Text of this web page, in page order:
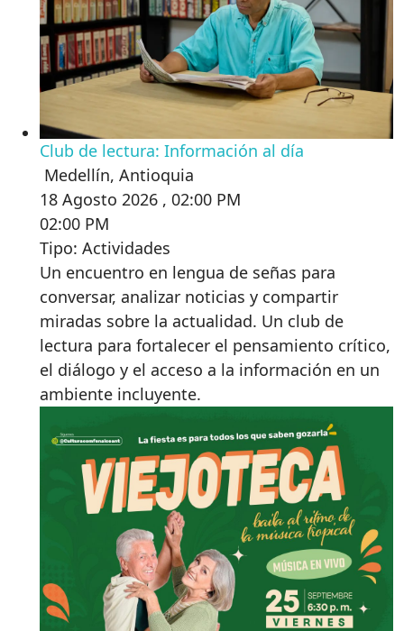
Club de lectura: Información al día
Medellín, Antioquia
18 Agosto 2026 , 02:00 PM
02:00 PM
Tipo: Actividades
Un encuentro en lengua de señas para
conversar, analizar noticias y compartir
miradas sobre la actualidad. Un club de
lectura para fortalecer el pensamiento crítico,
el diálogo y el acceso a la información en un
ambiente incluyente.